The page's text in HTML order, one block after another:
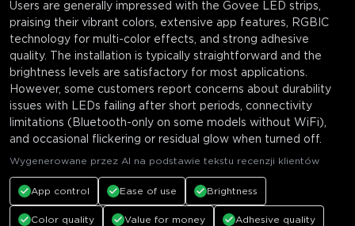
Users are generally impressed with the Govee LED strips,
praising their vibrant colors, extensive app features, RGBIC
technology for multi-color effects, and strong adhesive
quality. The installation is typically straightforward and the
brightness levels are satisfactory for most applications.
However, some customers report concerns about durability
issues with LEDs failing after short periods, connectivity
limitations (Bluetooth-only on some models without WiFi),
and occasional flickering or residual glow when turned off.
Wygenerowane przez AI na podstawie tekstu recenzji klientów
App control Ease of use Brightness
Color quality Value for money Adhesive quality